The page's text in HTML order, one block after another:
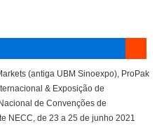
(antiga UBM Sinoexpo), ProPak
& Exposição de
de Convenções de
NECC, de 23 a 25 de junho 2021